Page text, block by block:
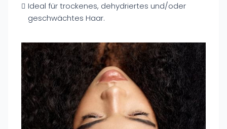
Ideal für trockenes, dehydriertes und/oder
geschwächtes Haar.